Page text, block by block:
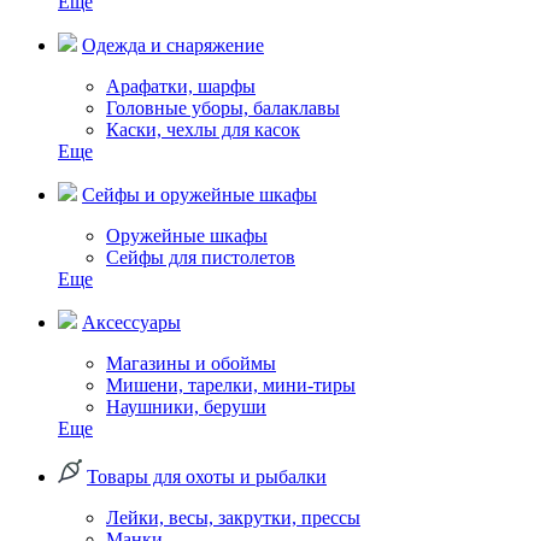
Одежда и снаряжение
Арафатки, шарфы
Головные уборы, балаклавы
Каски, чехлы для касок
Еще
Сейфы и оружейные шкафы
Оружейные шкафы
Сейфы для пистолетов
Еще
Аксессуары
Магазины и обоймы
Мишени, тарелки, мини-тиры
Наушники, беруши
Еще
Товары для охоты и рыбалки
Лейки, весы, закрутки, прессы